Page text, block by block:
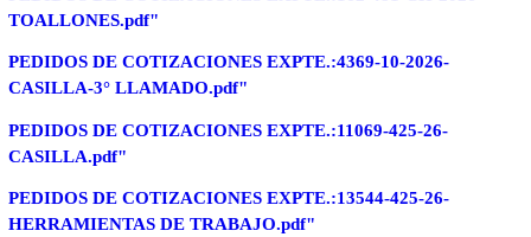
TOALLONES.pdf"
PEDIDOS DE COTIZACIONES EXPTE.:4369-10-2026-
CASILLA-3° LLAMADO.pdf"
PEDIDOS DE COTIZACIONES EXPTE.:11069-425-26-
CASILLA.pdf"
PEDIDOS DE COTIZACIONES EXPTE.:13544-425-26-
HERRAMIENTAS DE TRABAJO.pdf"